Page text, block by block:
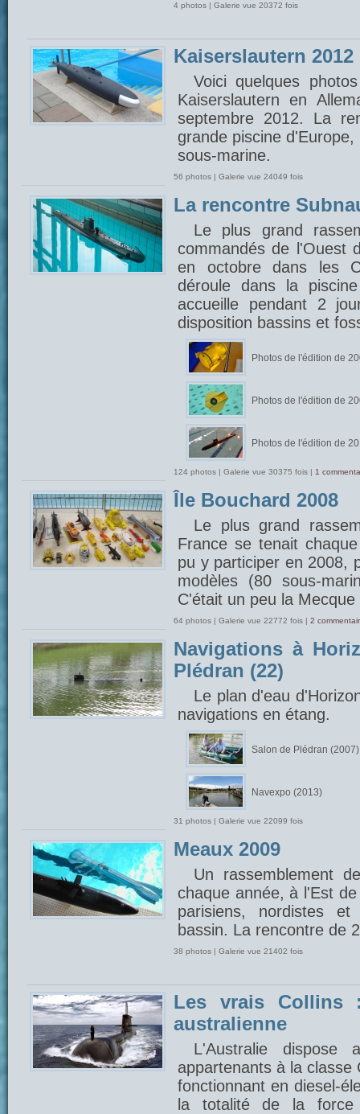
4 photos | Galerie vue 20372 fois
Kaiserslautern 2012
Voici quelques
Kaiserslautern en
septembre 2012. La
grande piscine
sous-marine.
56 photos | Galerie vue 24049 fois
La rencontre
Le plus grand
commandés de l'Ouest
en octobre dans les
déroule dans la
accueille pendant 2
disposition bassins et
Photos de l'édition de
Photos de l'édition de
Photos de l'édition de
124 photos | Galerie vue 30375 fois | 1
Île Bouchard 2008
Le plus grand
France se tenait
pu y participer en 2008,
modèles (80 sous-
C'était un peu la
64 photos | Galerie vue 22772 fois | 2
Navigations à
Plédran (22)
Le plan d'eau
navigations en étang.
Salon de Plédran (2007)
Navexpo (2013)
31 photos | Galerie vue 22099 fois
Meaux 2009
Un rassemblement
chaque année, à l'Est
parisiens, nordistes
bassin. La rencontre de
38 photos | Galerie vue 21402 fois
Les vrais Collins
australienne
L'Australie dispose
appartenants à la classe
fonctionnant en diesel-
la totalité de la force